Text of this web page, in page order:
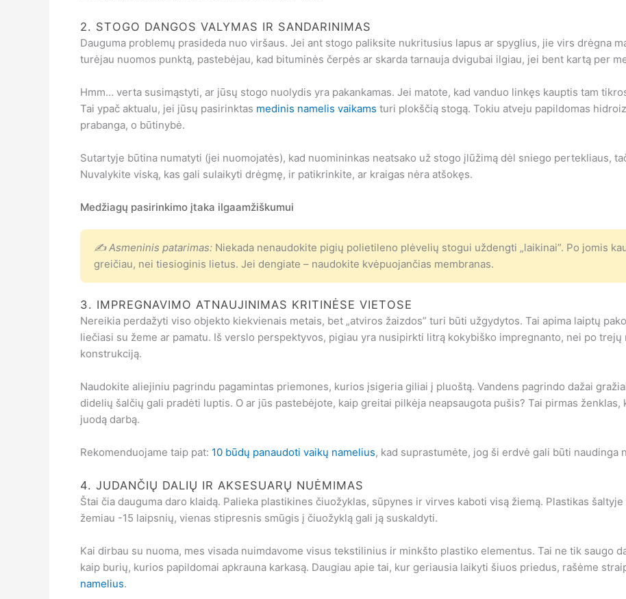
2. STOGO DANGOS VALYMAS IR SANDARINIMAS
Dauguma problemų prasideda nuo viršaus. Jei ant stogo paliksite nukritusius lapus ar spyglius, jie virs drėgna
turėjau nuomos punktą, pastebėjau, kad bituminės čerpės ar skarda tarnauja dvigubai ilgiau, jei bent kartą per
Hmm… verta susimąstyti, ar jūsų stogo nuolydis yra pakankamas. Jei matote, kad vanduo linkęs kauptis tam
Tai ypač aktualu, jei jūsų pasirinktas medinis namelis vaikams turi plokščią stogą. Tokiu atveju papildomas
prabanga, o būtinybė.
Sutartyje būtina numatyti (jei nuomojatės), kad nuomininkas neatsako už stogo įlūžimą dėl sniego pertekliaus,
Nuvalykite viską, kas gali sulaikyti drėgmę, ir patikrinkite, ar kraigas nėra atšokęs.
Medžiagų pasirinkimo įtaka ilgaamžiškumui
✍ Asmeninis patarimas: Niekada nenaudokite pigių polietileno plėvelių stogui uždengti „laikinai”. Po jomis
greičiau, nei tiesioginis lietus. Jei dengiate – naudokite kvėpuojančias membranas.
3. IMPREGNAVIMO ATNAUJINIMAS KRITINĖSE VIETOSE
Nereikia perdažyti viso objekto kiekvienais metais, bet „atviros žaizdos” turi būti užgydytos. Tai apima laiptų
liečiasi su žeme ar pamatu. Iš verslo perspektyvos, pigiau yra nusipirkti litrą kokybiško impregnanto, nei po
konstrukciją.
Naudokite aliejiniu pagrindu pagamintas priemones, kurios įsigeria giliai į pluoštą. Vandens pagrindo dažai
didelių šalčių gali pradėti luptis. O ar jūs pastebėjote, kaip greitai pilkėja neapsaugota pušis? Tai pirmas
juodą darbą.
Rekomenduojame taip pat: 10 būdų panaudoti vaikų namelius, kad suprastumėte, jog ši erdvė gali būti
4. JUDANČIŲ DALIŲ IR AKSESUARŲ NUĖMIMAS
Štai čia dauguma daro klaidą. Palieka plastikines čiuožyklas, sūpynes ir virves kaboti visą žiemą. Plastikas
žemiau -15 laipsnių, vienas stipresnis smūgis į čiuožyklą gali ją suskaldyti.
Kai dirbau su nuoma, mes visada nuimdavome visus tekstilinius ir minkšto plastiko elementus. Tai ne tik saugo
kaip burių, kurios papildomai apkrauna karkasą. Daugiau apie tai, kur geriausia laikyti šiuos priedus, rašėme
namelius.